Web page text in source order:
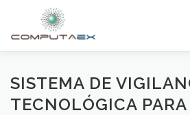
INICIO LA FUNDACIÓN EL
SISTEMA DE
TECNOLÓGICA